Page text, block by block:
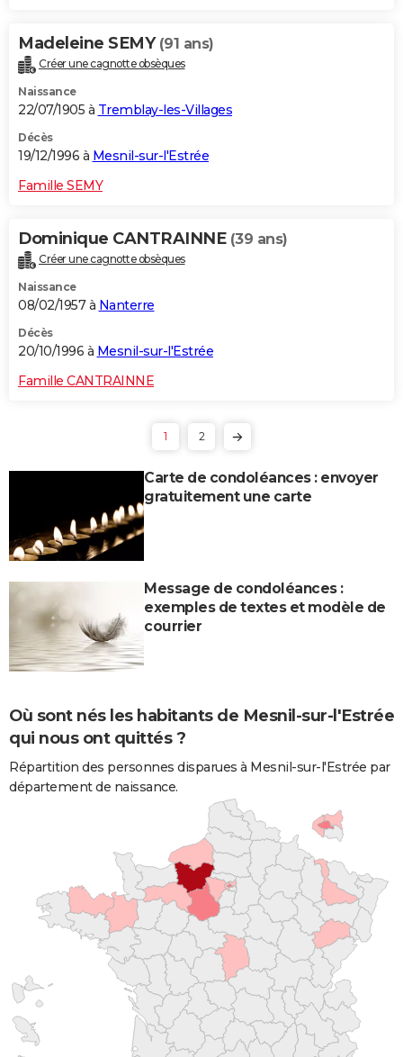
Madeleine SEMY (91 ans)
Créer une cagnotte obsèques
Naissance
22/07/1905 à Tremblay-les-Villages
Décès
19/12/1996 à Mesnil-sur-l'Estrée
Famille SEMY
Dominique CANTRAINNE (39 ans)
Créer une cagnotte obsèques
Naissance
08/02/1957 à Nanterre
Décès
20/10/1996 à Mesnil-sur-l'Estrée
Famille CANTRAINNE
1 2
Carte de condoléances : envoyer
gratuitement une carte
Message de condoléances :
exemples de textes et modèle de
courrier
Où sont nés les habitants de Mesnil-sur-l'Estrée
qui nous ont quittés ?
Répartition des personnes disparues à Mesnil-sur-l'Estrée par
département de naissance.